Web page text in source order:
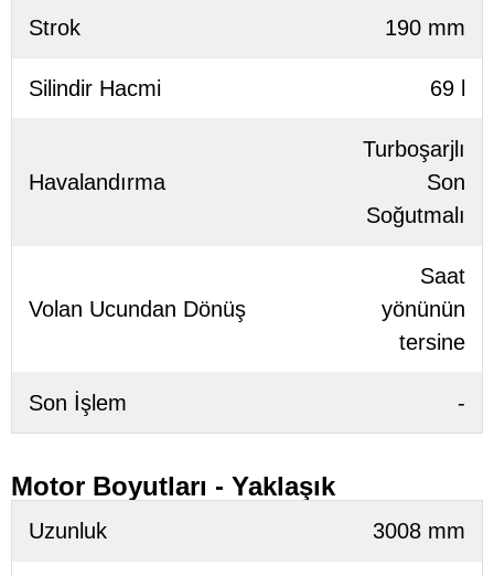
Strok 190 mm
Silindir Hacmi 69 l
Havalandırma
Turboşarjlı
Son
Soğutmalı
Volan Ucundan Dönüş
Saat
yönünün
tersine
Son İşlem -
Motor Boyutları - Yaklaşık
Uzunluk 3008 mm